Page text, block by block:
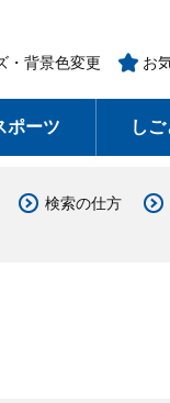
・背景色変更 お
ポーツ し
検索の仕方